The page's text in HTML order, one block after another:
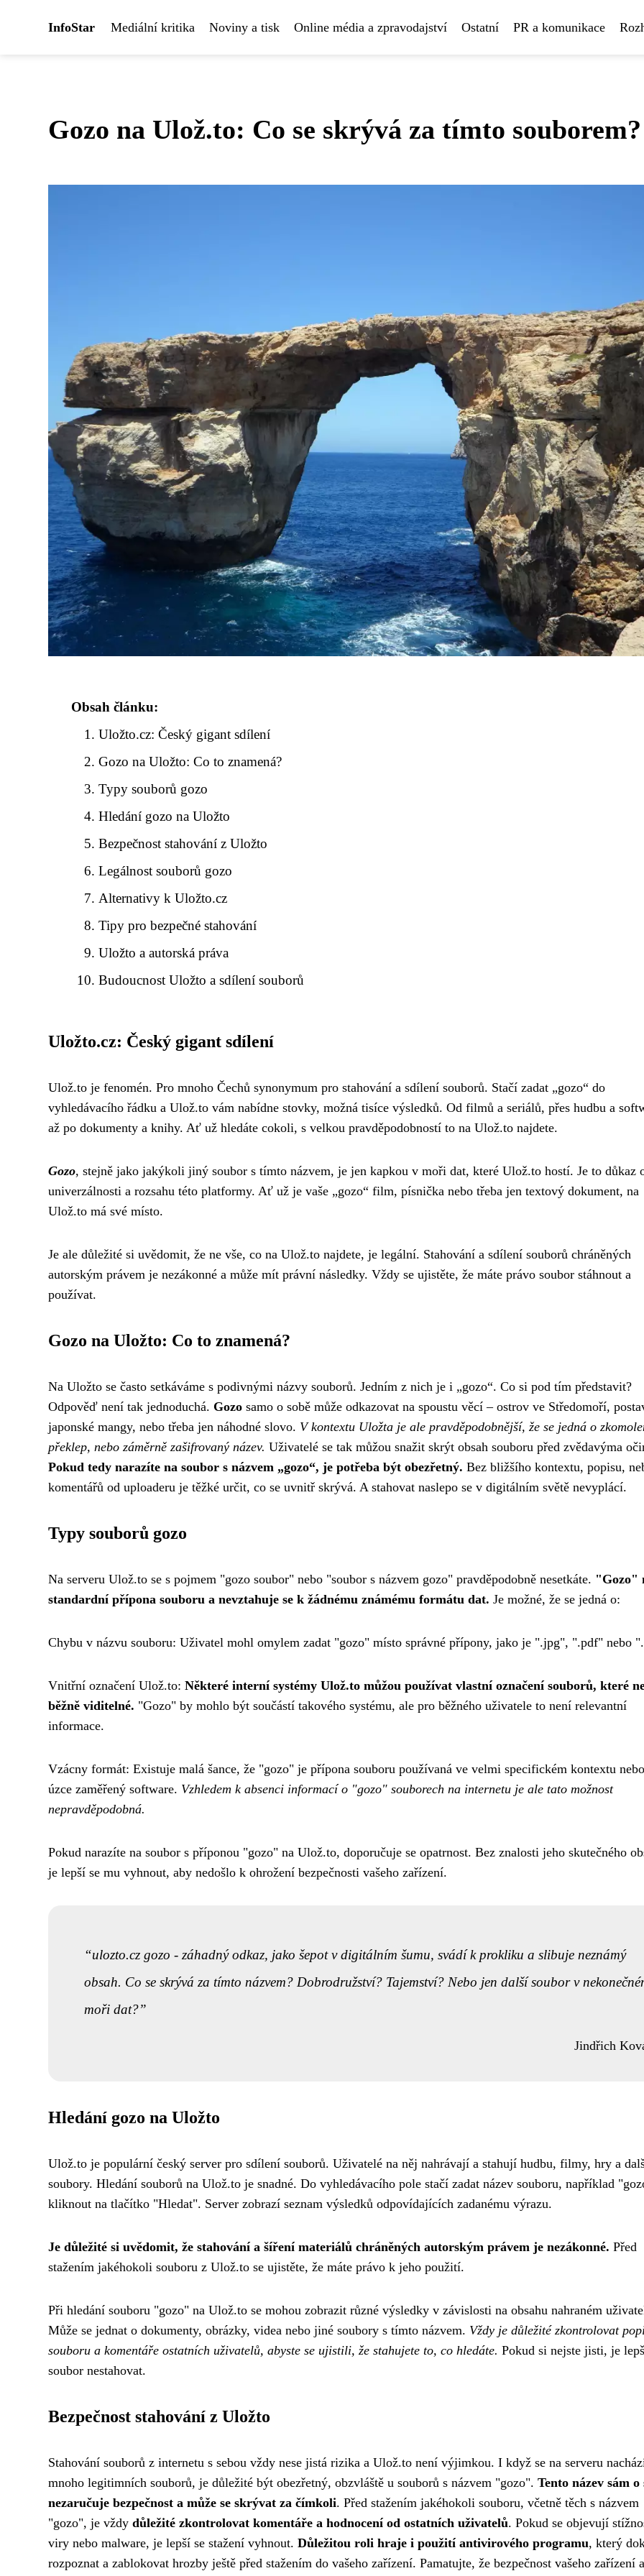
InfoStar Mediální kritika Noviny a tisk Online média a zpravodajství Ostatní PR a komunikace
Gozo na Ulož.to: Co se skrývá za tímto souborem?
Obsah článku:
Uložto.cz: Český gigant sdílení
Gozo na Uložto: Co to znamená?
Typy souborů gozo
Hledání gozo na Uložto
Bezpečnost stahování z Uložto
Legálnost souborů gozo
Alternativy k Uložto.cz
Tipy pro bezpečné stahování
Uložto a autorská práva
Budoucnost Uložto a sdílení souborů
Uložto.cz: Český gigant sdílení
Ulož.to je fenomén. Pro mnoho Čechů synonymum pro stahování a sdílení souborů. Stačí zadat „gozo“ do
vyhledávacího řádku a Ulož.to vám nabídne stovky, možná tisíce výsledků. Od filmů a seriálů, přes hudbu a
až po dokumenty a knihy. Ať už hledáte cokoli, s velkou pravděpodobností to na Ulož.to najdete.
Gozo, stejně jako jakýkoli jiný soubor s tímto názvem, je jen kapkou v moři dat, které Ulož.to hostí. Je to důkaz
univerzálnosti a rozsahu této platformy. Ať už je vaše „gozo“ film, písnička nebo třeba jen textový dokument, na
Ulož.to má své místo.
Je ale důležité si uvědomit, že ne vše, co na Ulož.to najdete, je legální. Stahování a sdílení souborů chráněných
autorským právem je nezákonné a může mít právní následky. Vždy se ujistěte, že máte právo soubor stáhnout a
používat.
Gozo na Uložto: Co to znamená?
Na Uložto se často setkáváme s podivnými názvy souborů. Jedním z nich je i „gozo“. Co si pod tím představit?
Odpověď není tak jednoduchá. Gozo samo o sobě může odkazovat na spoustu věcí – ostrov ve Středomoří,
japonské mangy, nebo třeba jen náhodné slovo. V kontextu Uložta je ale pravděpodobnější, že se jedná o
překlep, nebo záměrně zašifrovaný název. Uživatelé se tak můžou snažit skrýt obsah souboru před zvědavýma
Pokud tedy narazíte na soubor s názvem „gozo“, je potřeba být obezřetný. Bez bližšího kontextu, popisu,
komentářů od uploaderu je těžké určit, co se uvnitř skrývá. A stahovat naslepo se v digitálním světě nevyplácí.
Typy souborů gozo
Na serveru Ulož.to se s pojmem "gozo soubor" nebo "soubor s názvem gozo" pravděpodobně nesetkáte. "Gozo"
standardní přípona souboru a nevztahuje se k žádnému známému formátu dat. Je možné, že se jedná o:
Chybu v názvu souboru: Uživatel mohl omylem zadat "gozo" místo správné přípony, jako je ".jpg", ".pdf" nebo
Vnitřní označení Ulož.to: Některé interní systémy Ulož.to můžou používat vlastní označení souborů, které
běžně viditelné. "Gozo" by mohlo být součástí takového systému, ale pro běžného uživatele to není relevantní
informace.
Vzácny formát: Existuje malá šance, že "gozo" je přípona souboru používaná ve velmi specifickém kontextu
úzce zaměřený software. Vzhledem k absenci informací o "gozo" souborech na internetu je ale tato možnost
nepravděpodobná.
Pokud narazíte na soubor s příponou "gozo" na Ulož.to, doporučuje se opatrnost. Bez znalosti jeho skutečného
je lepší se mu vyhnout, aby nedošlo k ohrožení bezpečnosti vašeho zařízení.
ulozto.cz gozo - záhadný odkaz, jako šepot v digitálním šumu, svádí k prokliku a slibuje neznámý
obsah. Co se skrývá za tímto názvem? Dobrodružství? Tajemství? Nebo jen další soubor v
moři dat?
Jindřich
Hledání gozo na Uložto
Ulož.to je populární český server pro sdílení souborů. Uživatelé na něj nahrávají a stahují hudbu, filmy, hry a
soubory. Hledání souborů na Ulož.to je snadné. Do vyhledávacího pole stačí zadat název souboru, například
kliknout na tlačítko "Hledat". Server zobrazí seznam výsledků odpovídajících zadanému výrazu.
Je důležité si uvědomit, že stahování a šíření materiálů chráněných autorským právem je nezákonné. Před
stažením jakéhokoli souboru z Ulož.to se ujistěte, že máte právo k jeho použití.
Při hledání souboru "gozo" na Ulož.to se mohou zobrazit různé výsledky v závislosti na obsahu nahraném
Může se jednat o dokumenty, obrázky, videa nebo jiné soubory s tímto názvem. Vždy je důležité zkontrolovat
souboru a komentáře ostatních uživatelů, abyste se ujistili, že stahujete to, co hledáte. Pokud si nejste jisti, je
soubor nestahovat.
Bezpečnost stahování z Uložto
Stahování souborů z internetu s sebou vždy nese jistá rizika a Ulož.to není výjimkou. I když se na serveru
mnoho legitimních souborů, je důležité být obezřetný, obzvláště u souborů s názvem "gozo". Tento název sám o
nezaručuje bezpečnost a může se skrývat za čímkoli. Před stažením jakéhokoli souboru, včetně těch s názvem
"gozo", je vždy důležité zkontrolovat komentáře a hodnocení od ostatních uživatelů. Pokud se objevují
viry nebo malware, je lepší se stažení vyhnout. Důležitou roli hraje i použití antivirového programu, který
rozpoznat a zablokovat hrozby ještě před stažením do vašeho zařízení. Pamatujte, že bezpečnost vašeho zařízení